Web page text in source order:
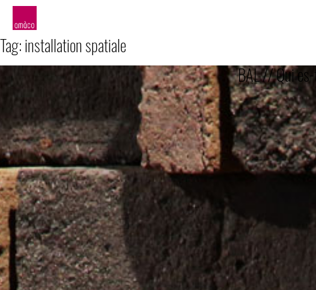
Tag:installation spatiale
BAL // Qui